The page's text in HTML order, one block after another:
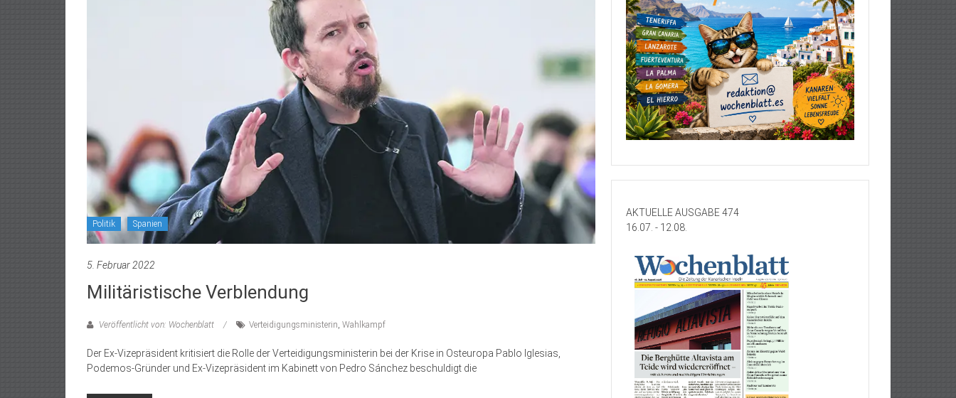
Politik Spanien
5. Februar 2022
Militäristische Verblendung
Veröffentlicht von: Wochenblatt Verteidigungsministerin Wahlkampf
Der Ex-Vizepräsident kritisiert die Rolle der Verteidigungsministerin bei der Krise in Osteuropa Pablo Iglesias,
Podemos-Gründer und Ex-Vizepräsident im Kabinett von Pedro Sánchez beschuldigt die
AKTUELLE AUSGABE 474
16.07. - 12.08.